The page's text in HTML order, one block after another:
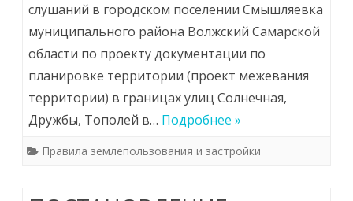
слушаний в городском поселении Смышляевка
муниципального района Волжский Самарской
области по проекту документации по
планировке территории (проект межевания
территории) в границах улиц Солнечная,
Дружбы, Тополей в… Подробнее »
Правила землепользования и застройки